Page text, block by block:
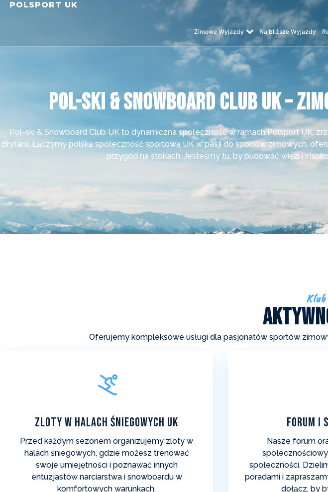
POLSPORT UK
Zimowe Wyjazdy Najbliższe Wyjazdy
Pol-ski & Snowboard Club UK –
Pol-ski & Snowboard Club UK to dynamiczna społeczność w ramach Polsport UK,
Brytanii. Łączymy polską społeczność sportową UK w pasji do sportów zimowych,
przygód na stokach. Jesteśmy tu, by budować więzi i
Oferujemy kompleksowe usługi dla pasjonatów sportów
Zloty w Halach Śniegowych UK
Przed każdym sezonem organizujemy zloty w
halach śniegowych, gdzie możesz trenować
swoje umiejętności i poznawać innych
entuzjastów narciarstwa i snowboardu w
komfortowych warunkach.
Forum i
Nasze forum
społeczności.
poradami i
dołącz, by